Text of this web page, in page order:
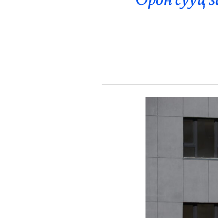
Эрүүл Мэнд
Энтертайнмент